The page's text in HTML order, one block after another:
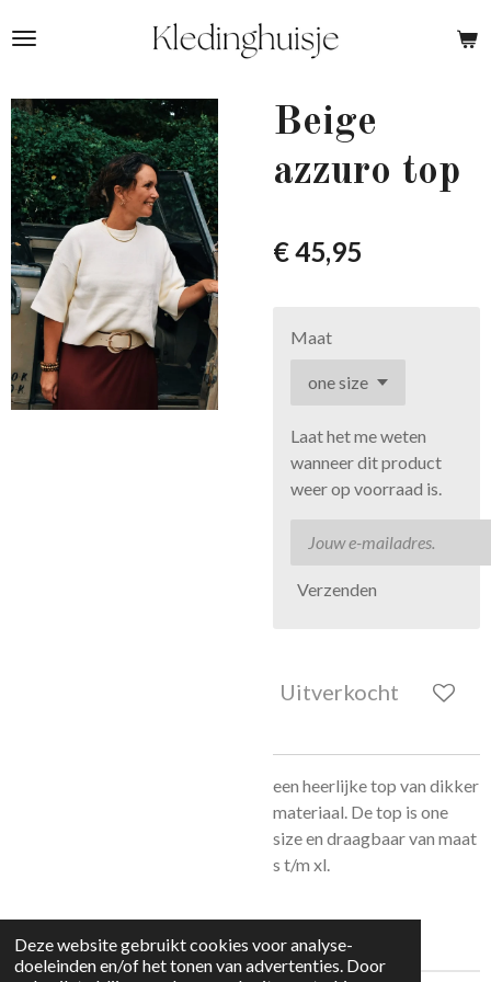
Deze website gebruikt cookies voor analyse-
doeleinden en/of het tonen van advertenties. Door
direct
de
hoofdinhoud
Beige
azzuro top
€ 45,95
Maat
Laat het me weten
wanneer dit product
weer op voorraad is.
Verzenden
Uitverkocht
een heerlijke top van dikker
materiaal. De top is one
size en draagbaar van maat
s t/m xl.